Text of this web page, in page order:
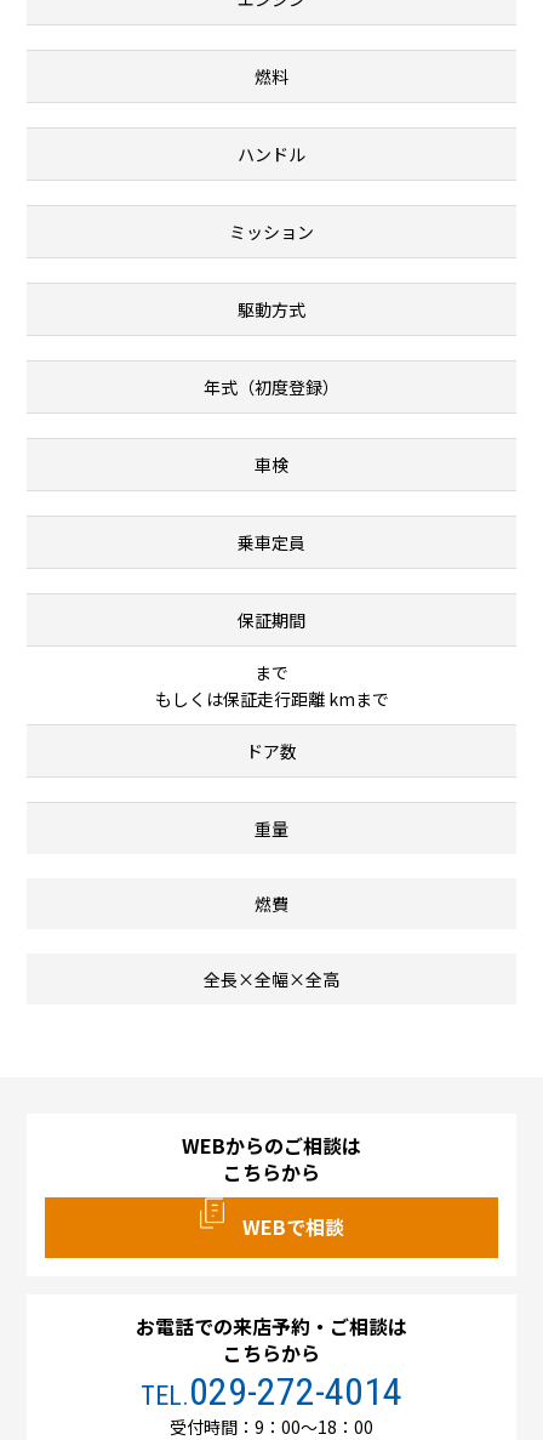
燃料
ハンドル
ミッション
駆動方式
年式（初度登録）
車検
乗車定員
保証期間
まで
もしくは保証走行距離 kmまで
ドア数
重量
燃費
全長×全幅×全高
WEBからのご相談は
こちらから
WEBで相談
お電話での来店予約・ご相談は
こちらから
TEL.029-272-4014
受付時間：9：00～18：00